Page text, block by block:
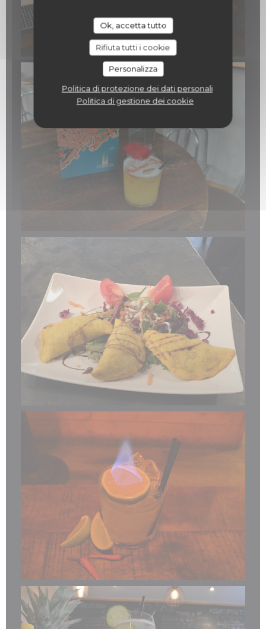
Ok, accetta tutto
Rifiuta tutti i cookie
Personalizza
Politica di protezione dei dati personali
Politica di gestione dei cookie